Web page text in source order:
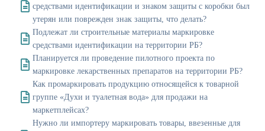
средствами идентификации и знаком защиты с коробки был
утерян или поврежден знак защиты, что делать?
Подлежат ли строительные материалы маркировке
средствами идентификации на территории РБ?
Планируется ли проведение пилотного проекта по
маркировке лекарственных препаратов на территории РБ?
Как промаркировать продукцию относящейся к товарной
группе «Духи и туалетная вода» для продажи на
маркетплейсах?
Нужно ли импортеру маркировать товары, ввезенные для